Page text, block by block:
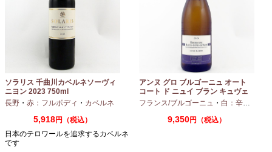
ソラリス 千曲川カベルネソーヴィ
ニヨン 2023 750ml
長野 ・ 赤：フルボディ ・ カベルネ
5,918円（税込）
日本のテロワールを追求するカベルネ
です
アンヌ グロ ブルゴーニュ オート
コート ド ニュイ ブラン キュヴェ
マリーヌ 2024 750ml
フランス/ブルゴーニュ ・ 白：辛口
9,350円（税込）